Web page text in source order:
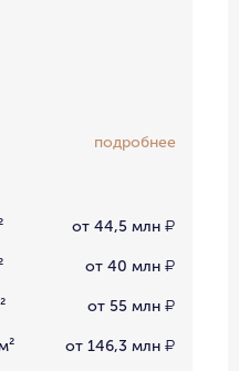
подробнее
от 44,5 млн₽
от 40 млн₽
от 55 млн₽
от 146,3 млн₽